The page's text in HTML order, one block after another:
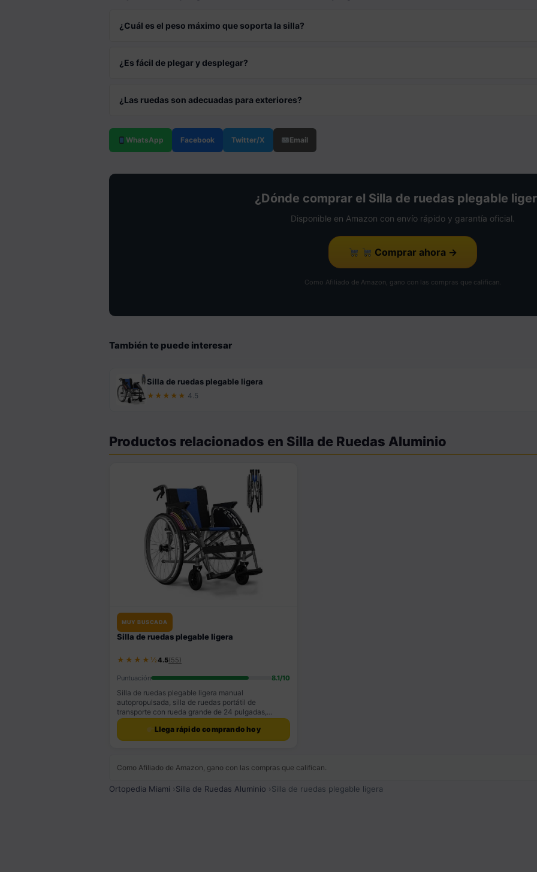
¿Cuál es el peso máximo que soporta la silla?
¿Es fácil de plegar y desplegar?
¿Las ruedas son adecuadas para exteriores?
WhatsApp Facebook Twitter/X Email
¿Dónde comprar el Silla de ruedas plegable
Disponible en Amazon con envío rápido y garantía oficial.
Comprar ahora →
Como Afiliado de Amazon, gano con las compras que califican.
También te puede interesar
Silla de ruedas plegable ligera
★★★★★ 4.5
Productos relacionados en Silla de Ruedas Aluminio
MUY BUSCADA
Silla de ruedas plegable ligera
★★★★½4.5(55)
Puntuación 8.1/10
Silla de ruedas plegable ligera manual
autopropulsada, silla de ruedas portátil de
transporte con rueda grande de 24 pulgadas,
reposapiés […]
Llega rápido comprando hoy
Como Afiliado de Amazon, gano con las compras que califican.
Ortopedia Miami ›Silla de Ruedas Aluminio ›Silla de ruedas plegable ligera